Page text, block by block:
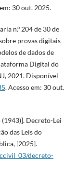
30 out. 2025.
n.º 204 de 30 de
provas digitais
de dados de
Digital do
2021. Disponível
. Acesso em: 30 out.
(1943)]. Decreto-Lei
das Leis do
[2025].
decreto-